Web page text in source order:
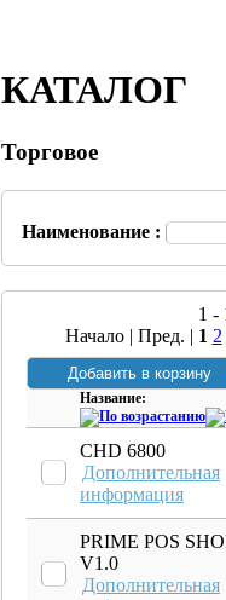
КАТАЛОГ
Торговое
Наименование :
1 -
Начало | Пред. | 1 2
Название:
CHD 6800
Дополнительная
информация
PRIME POS
V1.0
Дополнительная